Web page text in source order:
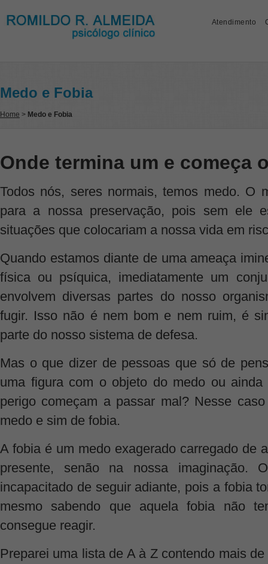
Atendimento
Medo e Fobia
Home > Medo e Fobia
Onde termina um e começa
Todos nós, seres normais, temos medo. O
para a nossa preservação, pois sem ele
situações que colocariam a nossa vida em
Quando estamos diante de uma ameaça
física ou psíquica, imediatamente um
envolvem diversas partes do nosso
fugir. Isso não é nem bom e nem ruim, é
parte do nosso sistema de defesa.
Mas o que dizer de pessoas que só de
uma figura com o objeto do medo ou ainda
perigo começam a passar mal? Nesse
medo e sim de fobia.
A fobia é um medo exagerado carregado de
presente, senão na nossa imaginação.
incapacitado de seguir adiante, pois a fobia
mesmo sabendo que aquela fobia não
consegue reagir.
Preparei uma lista de A à Z contendo mais